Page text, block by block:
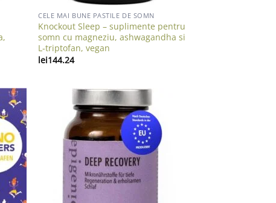
CELE MAI BUNE PASTILE DE SOMN
Knockout Sleep – suplimente pentru
somn cu magneziu, ashwagandha si
L‑triptofan, vegan
lei144.24
Add to wishlist